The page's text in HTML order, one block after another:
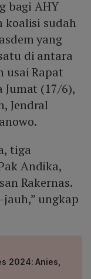
bagi AHY
koalisi sudah
yang
di antara
usai Rapat
Jumat (17/6),
Jendral
tiga
Andika,
Rakernas.
ungkap
2024: Anies,